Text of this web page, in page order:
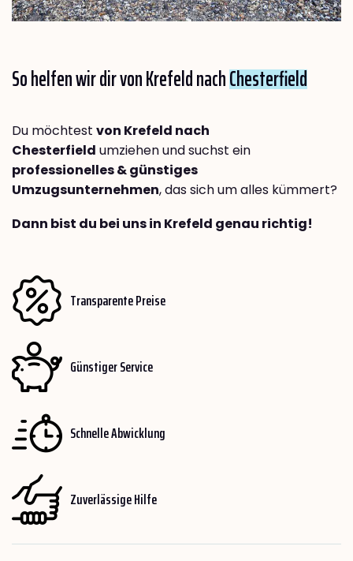
So helfen wir dir von Krefeld nachChesterfield
Du möchtest von Krefeld nach
Chesterfield umziehen und suchst ein
professionelles & günstiges
Umzugsunternehmen, das sich um alles kümmert?
Dann bist du bei uns in Krefeld genau richtig!
Transparente Preise
Günstiger Service
Schnelle Abwicklung
Zuverlässige Hilfe